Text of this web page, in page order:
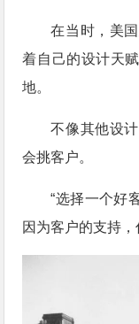
在当时，美
着自己的设计天
地。
不像其他设
会挑客户。
“选择一个好
因为客户的支持